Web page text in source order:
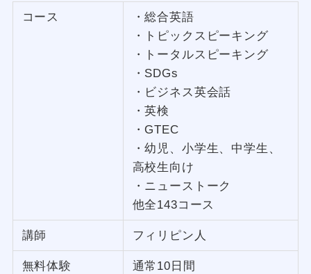
コース
・総合英語
・トピックスピーキング
・トータルスピーキング
・SDGs
・ビジネス英会話
・英検
・GTEC
・幼児、小学生、中学生、
高校生向け
・ニューストーク
他全143コース
講師 フィリピン人
無料体験 通常10日間